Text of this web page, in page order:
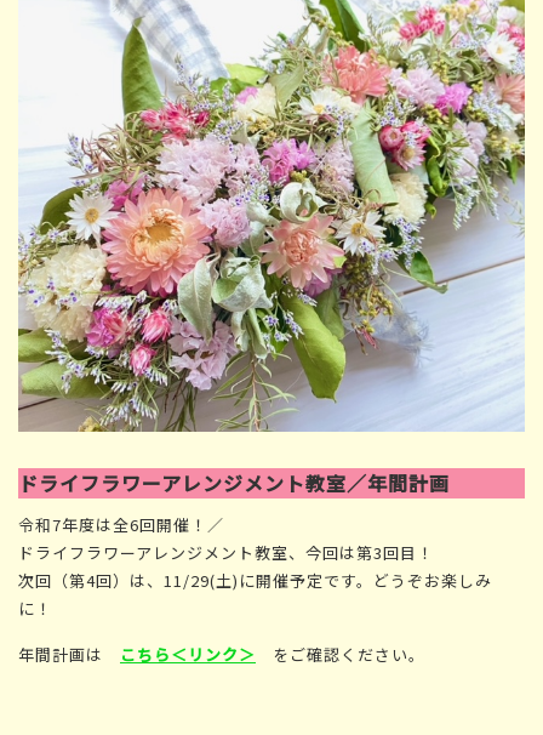
ドライフラワーアレンジメント教室／年間計画
令和7年度は全6回開催！／
ドライフラワーアレンジメント教室、今回は第3回目！
次回（第4回）は、11/29(土)に開催予定です。どうぞお楽しみ
に！
年間計画は
こちら＜リンク＞ をご確認ください。